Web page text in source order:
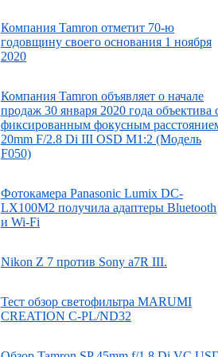
Компания Tamron отметит 70-ю
годовщину своего основания 1 ноября
2020
Компания Tamron объявляет о начале
продаж 30 января 2020 года объектива
фиксированным фокусным
20mm F/2.8 Di III OSD M1:2 (Модель
F050)
Фотокамера Panasonic Lumix DC-
LX100M2 получила адаптеры Bluetooth
и Wi-Fi
Nikon Z 7 против Sony a7R III.
Тест обзор светофильтра MARUMI
CREATION C-PL/ND32